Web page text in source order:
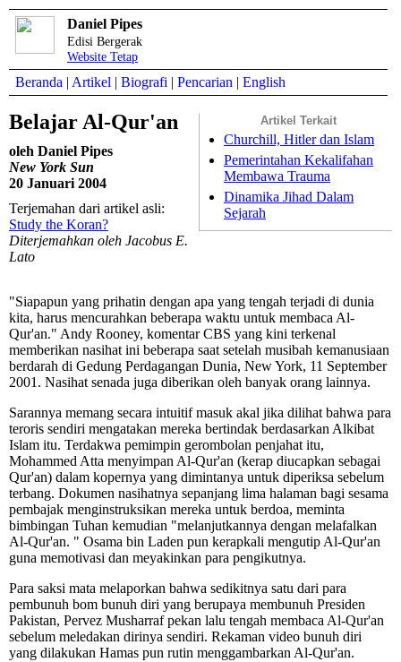
Daniel Pipes
Edisi Bergerak
Website Tetap
Beranda | Artikel | Biografi | Pencarian | English
Artikel Terkait
Churchill, Hitler dan Islam
Pemerintahan Kekalifahan
Membawa Trauma
Dinamika Jihad Dalam
Sejarah
Belajar Al-Qur'an
oleh Daniel Pipes
New York Sun
20 Januari 2004
Terjemahan dari artikel asli:
Study the Koran?
Diterjemahkan oleh Jacobus E.
Lato
"Siapapun yang prihatin dengan apa yang tengah terjadi di dunia
kita, harus mencurahkan beberapa waktu untuk membaca Al-
Qur'an." Andy Rooney, komentar CBS yang kini terkenal
memberikan nasihat ini beberapa saat setelah musibah kemanusiaan
berdarah di Gedung Perdagangan Dunia, New York, 11 September
2001. Nasihat senada juga diberikan oleh banyak orang lainnya.
Sarannya memang secara intuitif masuk akal jika dilihat bahwa para
teroris sendiri mengatakan mereka bertindak berdasarkan Alkibat
Islam itu. Terdakwa pemimpin gerombolan penjahat itu,
Mohammed Atta menyimpan Al-Qur'an (kerap diucapkan sebagai
Qur'an) dalam kopernya yang dimintanya untuk diperiksa sebelum
terbang. Dokumen nasihatnya sepanjang lima halaman bagi sesama
pembajak menginstruksikan mereka untuk berdoa, meminta
bimbingan Tuhan kemudian "melanjutkannya dengan melafalkan
Al-Qur'an. " Osama bin Laden pun kerapkali mengutip Al-Qur'an
guna memotivasi dan meyakinkan para pengikutnya.
Para saksi mata melaporkan bahwa sedikitnya satu dari para
pembunuh bom bunuh diri yang berupaya membunuh Presiden
Pakistan, Pervez Musharraf pekan lalu tengah membaca Al-Qur'an
sebelum meledakan dirinya sendiri. Rekaman video bunuh diri
yang dilakukan Hamas pun rutin menggambarkan Al-Qur'an.